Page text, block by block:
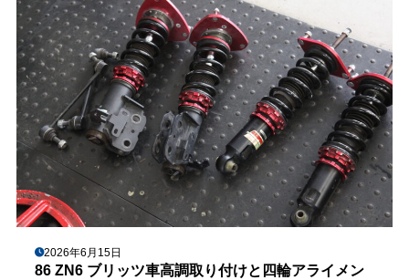
2026年6月15日
86 ZN6 ブリッツ車高調取り付けと四輪アライメン